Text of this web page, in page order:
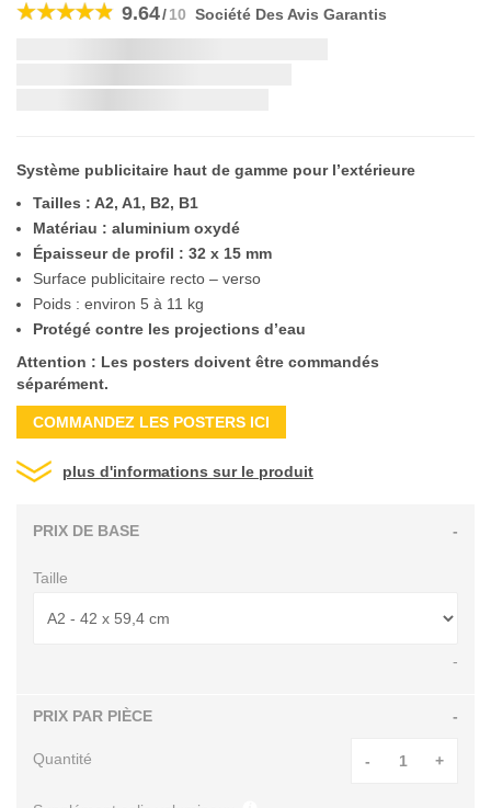
to
9.64/10 Société Des Avis Garantis
Système publicitaire haut de gamme pour l’extérieure
Tailles : A2, A1, B2, B1
Matériau : aluminium oxydé
Épaisseur de profil : 32 x 15 mm
Surface publicitaire recto – verso
Poids : environ 5 à 11 kg
Protégé contre les projections d’eau
Attention : Les posters doivent être commandés
séparément.
COMMANDEZ LES POSTERS ICI
plus d'informations sur le produit
PRIX DE BASE -
Taille
-
PRIX PAR PIÈCE -
Quantité - +